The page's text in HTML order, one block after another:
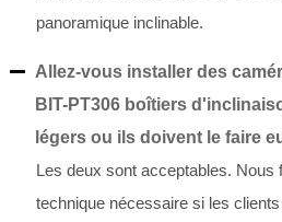
panoramique inclinable.
Allez-vous installer des
BIT-PT306 boîtiers
légers ou ils doivent le faire
Les deux sont acceptables. Nous
technique nécessaire si les